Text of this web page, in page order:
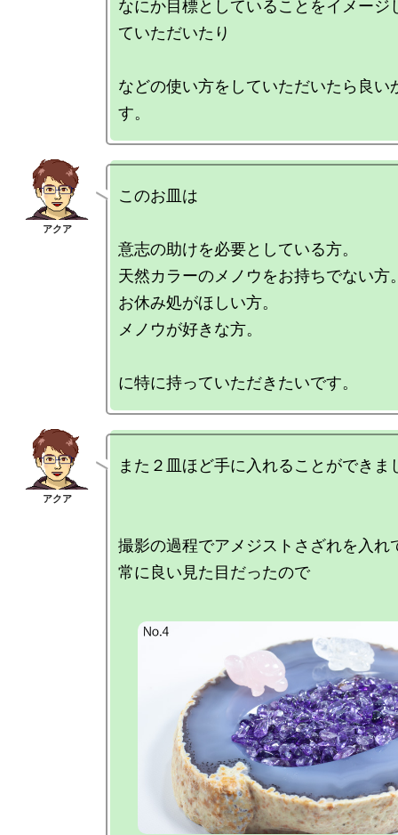
なにか目標としていることをイメージ
ていただいたり
などの使い方をしていただいたら良い
このお皿は
意志の助けを必要としている方。
天然カラーのメノウをお持ちでない方
お休み処がほしい方。
メノウが好きな方。
また２皿ほど手に入れることができま
撮影の過程でアメジストさざれを入れ